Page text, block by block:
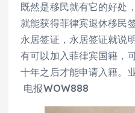
既然是移民就有它的好处
就能获得菲律宾退休移民
永居签证，永居签证就说
有可以加入菲律宾国籍，
十年之后才能申请入籍。
电报WOW888